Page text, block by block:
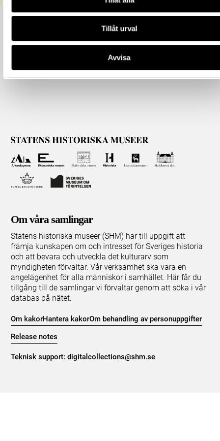
Tillåt urval
Avvisa
Om våra samlingar
Statens historiska museer (SHM) har till uppgift att
främja kunskapen om och intresset för Sveriges historia
och att bevara och utveckla det kulturarv som
myndigheten förvaltar. Vår verksamhet ska vara en
angelägenhet för alla människor i samhället. Här får du
tillgång till de samlingar vi förvaltar genom att söka i vår
databas på nätet.
Om kakorHantera kakorOm behandling av personuppgifter
Release notes
Teknisk support:digitalcollections@shm.se